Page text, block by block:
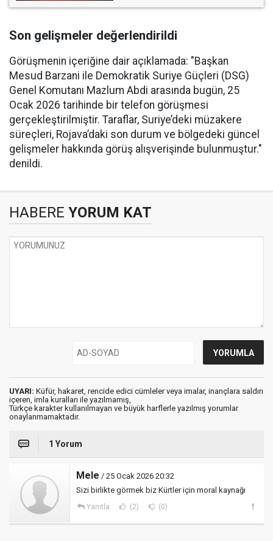
Son gelişmeler değerlendirildi
Görüşmenin içeriğine dair açıklamada: "Başkan
Mesud Barzani ile Demokratik Suriye Güçleri (DSG)
Genel Komutanı Mazlum Abdi arasında bugün, 25
Ocak 2026 tarihinde bir telefon görüşmesi
gerçekleştirilmiştir. Taraflar, Suriye’deki müzakere
süreçleri, Rojava’daki son durum ve bölgedeki güncel
gelişmeler hakkında görüş alışverişinde bulunmuştur."
denildi.
HABERE YORUM KAT
UYARI: Küfür, hakaret, rencide edici cümleler veya imalar, inançlara saldırı
içeren, imla kuralları ile yazılmamış,
Türkçe karakter kullanılmayan ve büyük harflerle yazılmış yorumlar
onaylanmamaktadır.
1 Yorum
Mele / 25 Ocak 2026 20:32
Sizi birlikte görmek biz Kürtler için moral kaynağı
Yanıtla (2) (0)